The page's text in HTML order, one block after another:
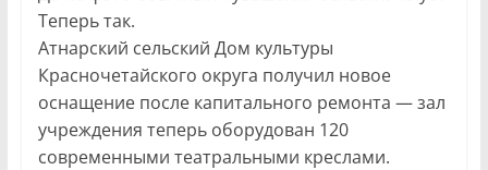
Теперь так.
Атнарский сельский Дом культуры
Красночетайского округа получил новое
оснащение после капитального ремонта — зал
учреждения теперь оборудован 120
современными театральными креслами.